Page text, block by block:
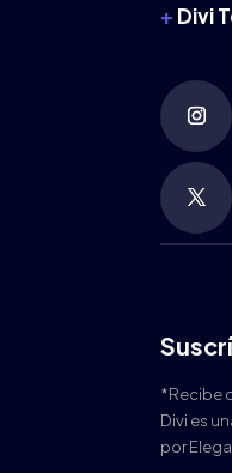
+ Divi
*Recibe
Divi es
por